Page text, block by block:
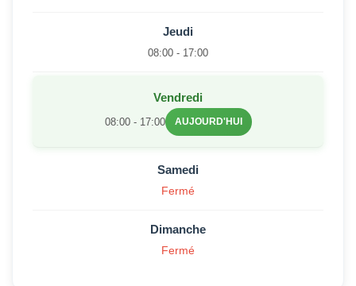
Jeudi
08:00 - 17:00
Vendredi
08:00 - 17:00 AUJOURD'HUI
Samedi
Fermé
Dimanche
Fermé